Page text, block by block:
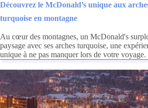
Découvrez le McDonald’s unique aux
turquoise en montagne
Au cœur des montagnes, un McDonald's
paysage avec ses arches turquoise, une
unique à ne pas manquer lors de votre voyage.